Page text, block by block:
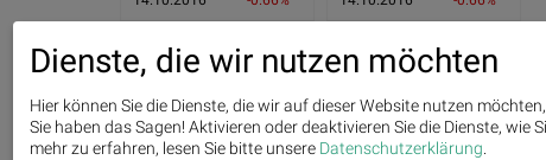
Dienste, die wir nutzen möchten
Hier können Sie die Dienste, die wir auf dieser Website nutzen
Sie haben das Sagen! Aktivieren oder deaktivieren Sie die Dienste, wie
mehr zu erfahren, lesen Sie bitte unsere Datenschutzerklärung.